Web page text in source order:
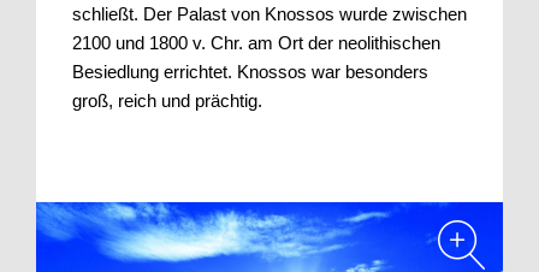
schließt. Der Palast von Knossos wurde zwischen
2100 und 1800 v. Chr. am Ort der neolithischen
Besiedlung errichtet. Knossos war besonders
groß, reich und prächtig.